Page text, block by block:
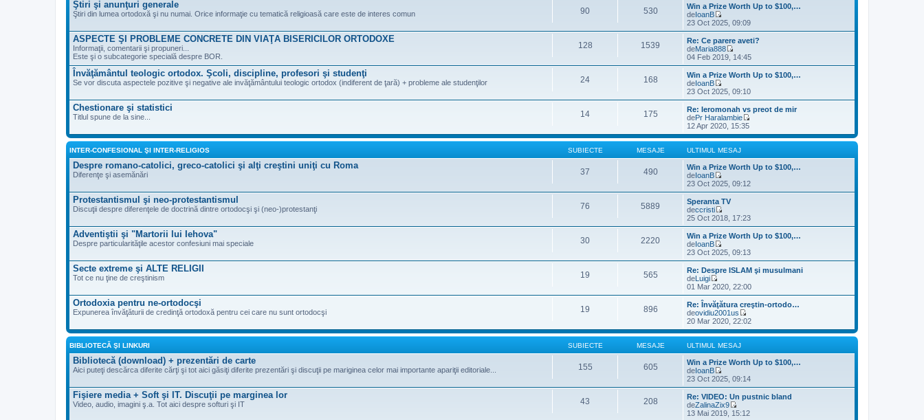
a
j
u
l
m
e
a
l
i
m
u
l
m
e
s
a
j
Ştiri şi anunţuri generale
Ştiri din lumea ortodoxă şi nu numai. Orice informaţie cu tematică religioasă care este de interes comun 90 530
Win a Prize Worth Up to $100,…
deIoanB
V
e
z
i
u
l
i
m
u
m
e
s
a
23 Oct 2025, 09:09
ASPECTE ŞI PROBLEME CONCRETE DIN VIAŢA BISERICILOR ORTODOXE
Informaţii, comentarii şi propuneri...
Este şi o subcategorie specială despre BOR.
128 1539
Re: Ce parere aveti?
deMaria888
V
e
z
i
u
l
i
m
u
l
m
e
s
a
j
04 Feb 2019, 14:45
Învăţământul teologic ortodox. Şcoli, discipline, profesori şi studenţi
Se vor discuta aspectele pozitive şi negative ale invăţământului teologic ortodox (indiferent de ţară) + probleme ale studenţilor 24 168
Win a Prize Worth Up to $100,…
deIoanB
V
e
z
i
u
l
t
i
u
l
m
e
s
a
j
23 Oct 2025, 09:10
Chestionare şi statistici
Titlul spune de la sine... 14 175
Re: Ieromonah vs preot de mir
dePr Haralambie
e
z
u
i
m
m
s
a
12 Apr 2020, 15:35
INTER-CONFESIONAL ŞI INTER-RELIGIOS SUBIECTE MESAJE ULTIMUL MESAJ
Despre romano-catolici, greco-catolici şi alţi creştini uniţi cu Roma
Diferenţe şi asemănări 37 490
Win a Prize Worth Up to $100,…
deIoanB
V
e
z
i
u
l
i
m
u
m
s
a
j
23 Oct 2025, 09:12
Protestantismul şi neo-protestantismul
Discuţii despre diferenţele de doctrină dintre ortodocşi şi (neo-)protestanţi 76 5889
Speranta TV
deccristi
V
e
z
i
u
l
i
m
u
m
e
s
a
25 Oct 2018, 17:23
Adventiştii şi "Martorii lui Iehova"
Despre particularităţile acestor confesiuni mai speciale 30 2220
Win a Prize Worth Up to $100,…
deIoanB
V
e
z
u
l
t
i
m
u
l
m
e
a
j
23 Oct 2025, 09:13
Secte extreme şi ALTE RELIGII
Tot ce nu ţine de creştinism 19 565
Re: Despre ISLAM şi musulmani
deLuigi
V
e
z
i
u
l
t
i
u
l
m
e
s
a
j
01 Mar 2020, 22:00
Ortodoxia pentru ne-ortodocşi
Expunerea învăţăturii de credinţă ortodoxă pentru cei care nu sunt ortodocşi 19 896
Re: Învăţătura creştin-ortodo…
deovidiu2001us
V
e
z
u
l
i
m
u
l
m
e
20 Mar 2020, 22:02
BIBLIOTECĂ ŞI LINKURI SUBIECTE MESAJE ULTIMUL MESAJ
Bibliotecă (download) + prezentări de carte
Aici puteţi descărca diferite cărţi şi tot aici găsiţi diferite prezentări şi discuţii pe mariginea celor mai importante apariţii editoriale... 155 605
Win a Prize Worth Up to $100,…
deIoanB
V
e
z
i
u
l
23 Oct 2025, 09:14
Fişiere media + Soft şi IT. Discuţii pe marginea lor
Video, audio, imagini ş.a. Tot aici despre softuri şi IT 43 208
Re: VIDEO: Un pustnic bland
deZalinaZix9
V
13 Mai 2019, 15:12